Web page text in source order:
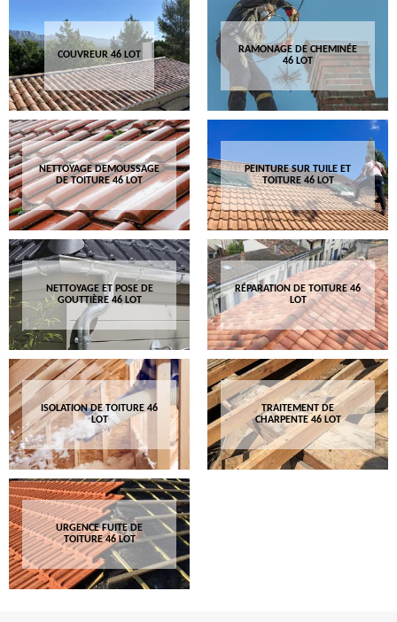
COUVREUR 46 LOT
RAMONAGE DE CHEMINÉE
46 LOT
NETTOYAGE DEMOUSSAGE
DE TOITURE 46 LOT
PEINTURE SUR TUILE ET
TOITURE 46 LOT
NETTOYAGE ET POSE DE
GOUTTIÈRE 46 LOT
RÉPARATION DE TOITURE 46
LOT
ISOLATION DE TOITURE 46
LOT
TRAITEMENT DE
CHARPENTE 46 LOT
URGENCE FUITE DE
TOITURE 46 LOT